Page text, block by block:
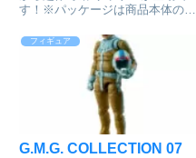
す！※パッケージは商品本体の保
すような破損を除き、交換対応対
象外となります。予めご了承下さ
い。北斗の拳_超像可動 サウザー
Copyright(C)Co...
フィギュア
G.M.G. COLLECTION 07